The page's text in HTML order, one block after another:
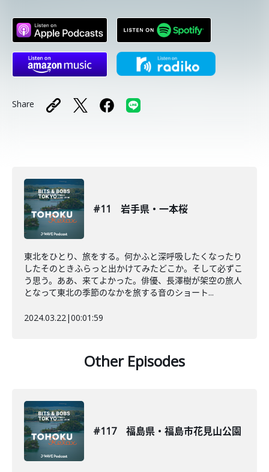
Share
#11 岩⼿県・⼀本桜
東北をひとり、旅をする。何かふと深呼吸したくなったり
したそのときふらっと出かけてみたどこか。そして必ずこ
う思う。ああ、来てよかった。俳優、長澤樹が架空の旅人
となって東北の季節のなかを旅する音のショート...
2024.03.22|00:01:59
Other Episodes
#117 福島県・福島市花見山公園